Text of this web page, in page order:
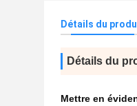
Détails du
Détails du
Mettre en